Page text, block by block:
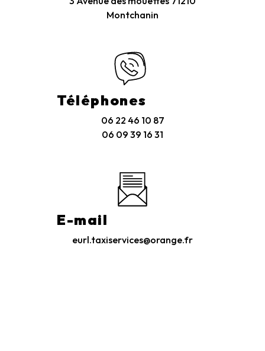
Montchanin
Téléphones
06 22 46 10 87
06 09 39 16 31
E-mail
eurl.taxiservices@orange.fr